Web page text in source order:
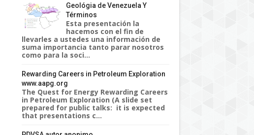
Geológia de Venezuela Y
Términos
Esta presentación la
hacemos con el fin de
llevarles a ustedes una información de
suma importancia tanto parar nosotros
como para la soci...
Rewarding Careers in Petroleum Exploration
www.aapg.org
The Quest for Energy Rewarding Careers
in Petroleum Exploration (A slide set
prepared for public talks: it is expected
that presentations c...